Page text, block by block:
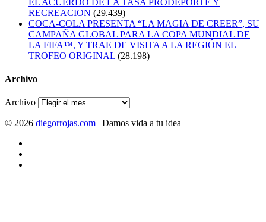
RECREACION (29.439)
COCA-COLA PRESENTA “LA MAGIA DE CREER”, SU
CAMPAÑA GLOBAL PARA LA COPA MUNDIAL DE
LA FIFA™, Y TRAE DE VISITA A LA REGIÓN EL
TROFEO ORIGINAL (28.198)
Archivo
Archivo
© 2026 diegorrojas.com | Damos vida a tu idea